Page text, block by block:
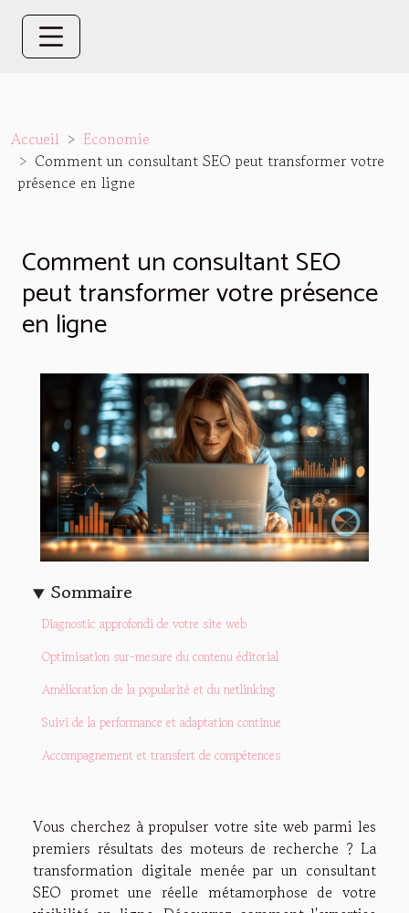
Accueil
Economie
Comment un consultant SEO peut transformer votre
présence en ligne
Comment un consultant SEO
peut transformer votre présence
en ligne
Sommaire
Diagnostic approfondi de votre site web
Optimisation sur-mesure du contenu éditorial
Amélioration de la popularité et du netlinking
Suivi de la performance et adaptation continue
Accompagnement et transfert de compétences
Vous cherchez à propulser votre site web parmi les
premiers résultats des moteurs de recherche ? La
transformation digitale menée par un consultant
SEO promet une réelle métamorphose de votre